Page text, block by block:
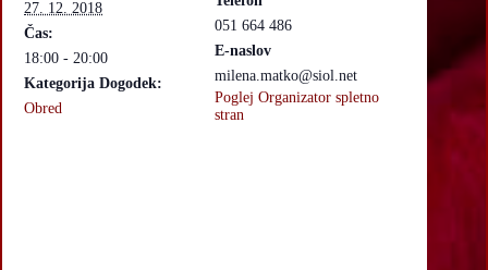
27. 12. 2018
Čas:
18:00 - 20:00
Kategorija Dogodek:
Obred
051 664 486
E-naslov
milena.matko@siol.net
Poglej Organizator spletno
stran